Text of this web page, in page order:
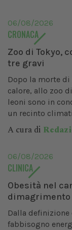
06/08/2026
CRONACA
Zoo di Tokyo,
tre gravi
Dopo la morte
calore, allo zoo
leoni sono in
un recinto
A cura di
06/08/2026
CLINICA
Obesità nel
dimagrimento
Dalla
fabbisogno